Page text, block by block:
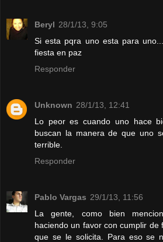
Beryl 28/1/13, 9:05
Si esta pqra uno esta para
fiesta en paz
Responder
Unknown 28/1/13, 12:41
Lo peor es cuando uno hace
buscan la manera de que uno
terrible.
Responder
Pablo Vargas 29/1/13, 11:56
La gente, como bien
haciendo un favor con cumplir de
que se le solicita. Para eso se